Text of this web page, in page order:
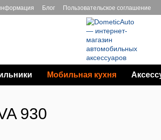
Блог Пользовательское соглашение
Мобильная кухня
930